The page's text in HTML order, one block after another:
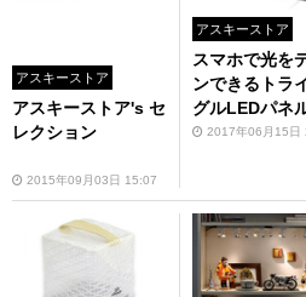
アスキーストア
アスキーストア's セ
レクション
2015年09月03日 15:07
アスキーストア
スマホで光を
ンできるトラ
グルLEDパネ
2017年06月15日